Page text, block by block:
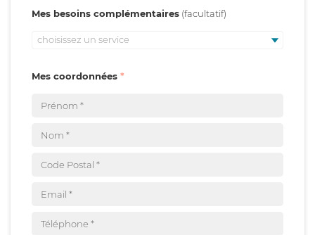
Mes besoins complémentaires
choisissez un service
Mes coordonnées